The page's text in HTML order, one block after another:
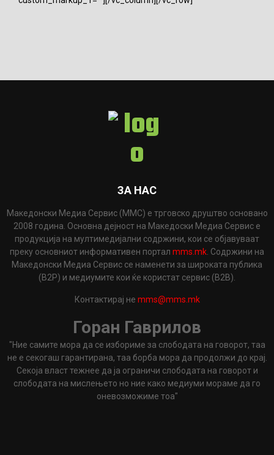
ЗА НАС
Македонски Медиа Сервис (ММС) е трговско друштво основано
2008 година. Основна дејност на Македоски Медиа Сервис е
продукција на мултимедијални содржини, кои се објавуваат
преку основниот информативен портал mms.mk . Содржини на
Македонски Медиа Сервис се наменети за широката публика
(B2P) и медиумите кои ќе користат сервис (B2B).
Контактирај не mms@mms.mk
Горан Гаврилов
"Ние самите мора да се избориме за слободата на говорот, таа
не е секогаш гарантирана, таа борба мора да продолжи до крај.
Секоја власт тежнее да ја ограничи слободата на говорот и
слободата на мислењето но ние како медиуми мораме да го
оневозможиме тоа"